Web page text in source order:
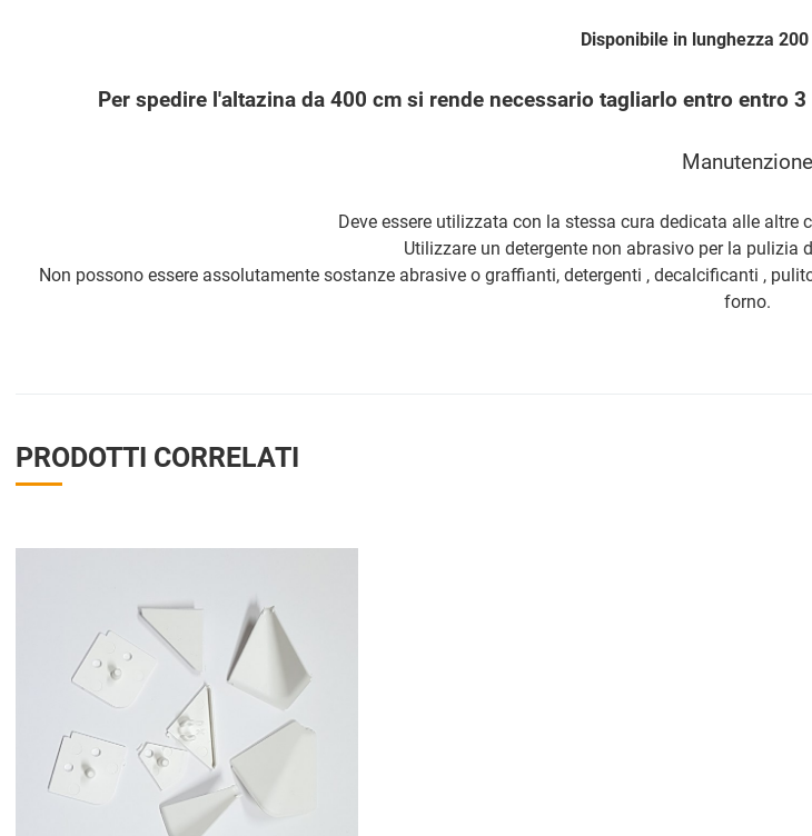
Disponibile in lunghezza
Per spedire l'altazina da 400 cm si rende necessario tagliarlo entro entro
Manutenzione
Deve essere utilizzata con la stessa cura dedicata alle altre
Utilizzare un detergente non abrasivo per la pulizia
Non possono essere assolutamente sostanze abrasive o graffianti, detergenti , decalcificanti ,
forno.
PRODOTTI CORRELATI